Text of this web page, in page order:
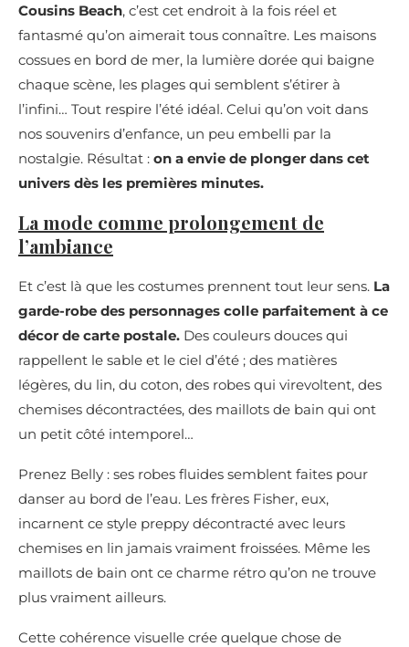
Cousins Beach, c’est cet endroit à la fois réel et
fantasmé qu’on aimerait tous connaître. Les maisons
cossues en bord de mer, la lumière dorée qui baigne
chaque scène, les plages qui semblent s’étirer à
l’infini… Tout respire l’été idéal. Celui qu’on voit dans
nos souvenirs d’enfance, un peu embelli par la
nostalgie. Résultat : on a envie de plonger dans cet
univers dès les premières minutes.
La mode comme prolongement de
l’ambiance
Et c’est là que les costumes prennent tout leur sens. La
garde-robe des personnages colle parfaitement à ce
décor de carte postale. Des couleurs douces qui
rappellent le sable et le ciel d’été ; des matières
légères, du lin, du coton, des robes qui virevoltent, des
chemises décontractées, des maillots de bain qui ont
un petit côté intemporel…
Prenez Belly : ses robes fluides semblent faites pour
danser au bord de l’eau. Les frères Fisher, eux,
incarnent ce style preppy décontracté avec leurs
chemises en lin jamais vraiment froissées. Même les
maillots de bain ont ce charme rétro qu’on ne trouve
plus vraiment ailleurs.
Cette cohérence visuelle crée quelque chose de